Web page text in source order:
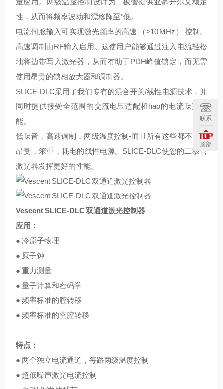
量应用。两级温度控制设计为二极管提供亚毫开尔文稳定
性，从而将频率波动和漂移降至*低。
电流伺服输入可实现激光频率的高速
（≥10 MHz ） 控制。
高速调制由RF输入启用。这使用户能够通过注入电流轻松
地将边带写入激光器，从而有助于PDH峰值锁定，而无需
使用昂贵的锁相放大器和调制器。
SLICE-DLC采用了我们专有的混合开关/线性电源技术，并
同时提供接受全范围的交流电压适配和hao的电流噪声性
能。
低噪音，高速调制，两级温度控制-而且所有这些都不需要
昂贵，笨重，耗电的线性电源。 SLICE-DLC使您的二极管
激光器发挥更好的性能。
Vescent SLICE-DLC 双通道激光控制器
应用：
● 冷原子物理
● 原子钟
● 重力测量
● 量子计算和密码学
● 频率标准的腔转移
● 频率标准的空腔转移
特点：
● 两个独立电流通道，每路两级温度控制
● 超低噪声激光电流控制
联系
顶部